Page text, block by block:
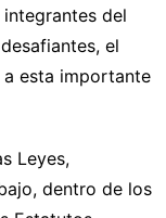
del
el
a esta importante
Leyes,
dentro de los